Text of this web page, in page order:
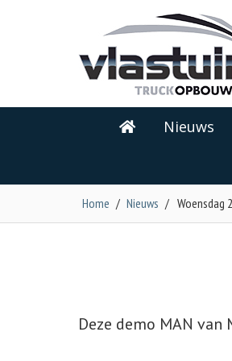
Nieuws
Home / Nieuws / Woensdag
Deze demo MAN